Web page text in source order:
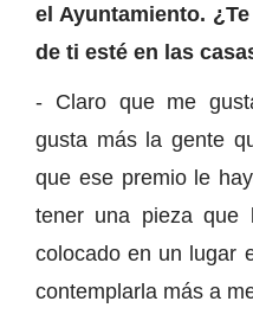
el Ayuntamiento.
de ti esté en las
- Claro que me
gusta más la gente
que ese premio le
tener una pieza
colocado en un lugar
contemplarla más a